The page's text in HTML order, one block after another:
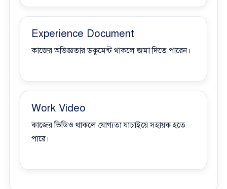
Experience Document
কাজের অভিজ্ঞতার ডকুমেন্ট থাকলে জমা দিতে পারেন।
Work Video
কাজের ভিডিও থাকলে যোগ্যতা যাচাইয়ে সহায়ক হতে
পারে।